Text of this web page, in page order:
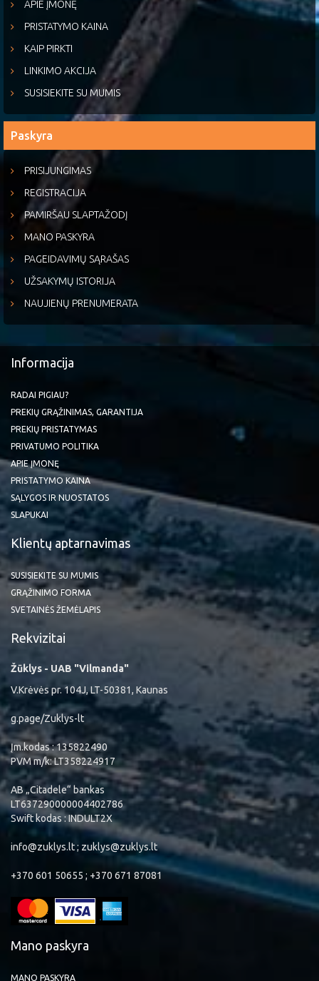
APIE ĮMONĘ
PRISTATYMO KAINA
KAIP PIRKTI
LINKIMO AKCIJA
SUSISIEKITE SU MUMIS
Paskyra
PRISIJUNGIMAS
REGISTRACIJA
PAMIRŠAU SLAPTAŽODĮ
MANO PASKYRA
PAGEIDAVIMŲ SĄRAŠAS
UŽSAKYMŲ ISTORIJA
NAUJIENŲ PRENUMERATA
Informacija
RADAI PIGIAU?
PREKIŲ GRĄŽINIMAS, GARANTIJA
PREKIŲ PRISTATYMAS
PRIVATUMO POLITIKA
APIE ĮMONĘ
PRISTATYMO KAINA
SĄLYGOS IR NUOSTATOS
SLAPUKAI
Klientų aptarnavimas
SUSISIEKITE SU MUMIS
GRĄŽINIMO FORMA
SVETAINĖS ŽEMĖLAPIS
Rekvizitai
Žūklys - UAB "Vilmanda"
V.Krėvės pr. 104J, LT-50381, Kaunas
g.page/Zuklys-lt
Įm.kodas : 135822490
PVM m/k: LT358224917
AB „Citadele“ bankas
LT637290000004402786
Swift kodas : INDULT2X
info@zuklys.lt ; zuklys@zuklys.lt
+370 601 50655 ; +370 671 87081
Mano paskyra
MANO PASKYRA